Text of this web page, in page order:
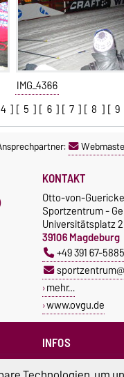
IMG_4366
4 ] [ 5 ] [ 6 ] [ 7 ] [ 8 ] [ 9
KONTAKT
Otto-von-
Sportzentrum -
Universitätsplatz 2
39106 Magdeburg
+49 391 67-
mehr…
www.ovgu.de
INFOS
Campus Service